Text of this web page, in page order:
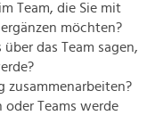
Team, die Sie mit
möchten?
das Team sagen,
zusammenarbeiten?
Teams werde